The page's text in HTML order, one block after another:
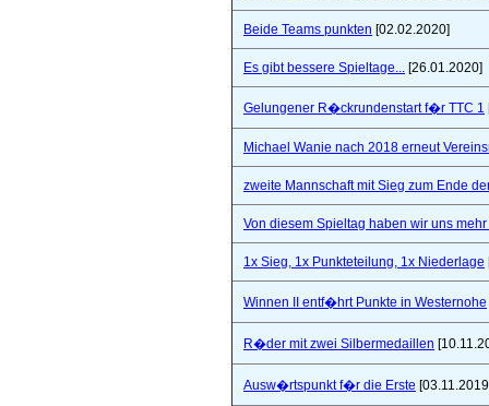
Beide Teams punkten [02.02.2020]
Es gibt bessere Spieltage... [26.01.2020]
Gelungener R�ckrundenstart f�r TTC 1
Michael Wanie nach 2018 erneut
zweite Mannschaft mit Sieg zum Ende
Von diesem Spieltag haben wir uns mehr
1x Sieg, 1x Punkteteilung, 1x Niederlage
Winnen II entf�hrt Punkte in Westernohe
R�der mit zwei Silbermedaillen
Ausw�rtspunkt f�r die Erste